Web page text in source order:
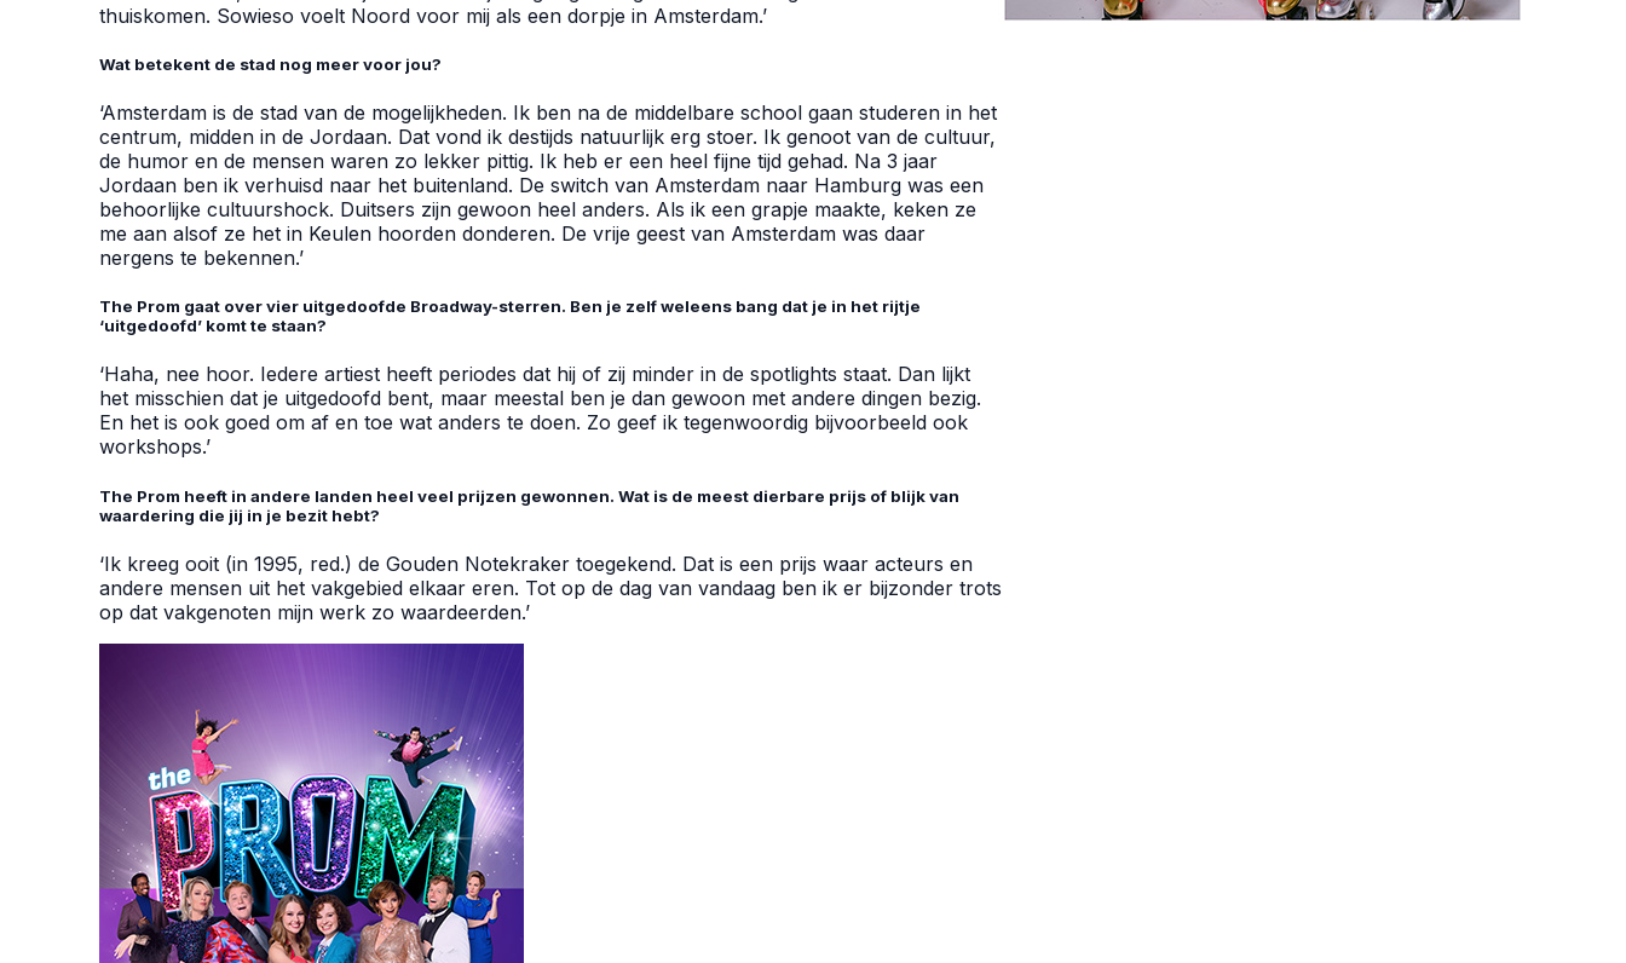
thuiskomen. Sowieso voelt Noord voor mij als een dorpje in Amsterdam.’
Wat betekent de stad nog meer voor jou?
‘Amsterdam is de stad van de mogelijkheden. Ik ben na de middelbare school gaan studeren in het
centrum, midden in de Jordaan. Dat vond ik destijds natuurlijk erg stoer. Ik genoot van de cultuur,
de humor en de mensen waren zo lekker pittig. Ik heb er een heel fijne tijd gehad. Na 3 jaar
Jordaan ben ik verhuisd naar het buitenland. De switch van Amsterdam naar Hamburg was een
behoorlijke cultuurshock. Duitsers zijn gewoon heel anders. Als ik een grapje maakte, keken ze
me aan alsof ze het in Keulen hoorden donderen. De vrije geest van Amsterdam was daar
nergens te bekennen.’
The Prom gaat over vier uitgedoofde Broadway-sterren. Ben je zelf weleens bang dat je in het rijtje
‘uitgedoofd’ komt te staan?
‘Haha, nee hoor. Iedere artiest heeft periodes dat hij of zij minder in de spotlights staat. Dan lijkt
het misschien dat je uitgedoofd bent, maar meestal ben je dan gewoon met andere dingen bezig.
En het is ook goed om af en toe wat anders te doen. Zo geef ik tegenwoordig bijvoorbeeld ook
workshops.’
The Prom heeft in andere landen heel veel prijzen gewonnen. Wat is de meest dierbare prijs of blijk van
waardering die jij in je bezit hebt?
‘Ik kreeg ooit (in 1995, red.) de Gouden Notekraker toegekend. Dat is een prijs waar acteurs en
andere mensen uit het vakgebied elkaar eren. Tot op de dag van vandaag ben ik er bijzonder trots
op dat vakgenoten mijn werk zo waardeerden.’